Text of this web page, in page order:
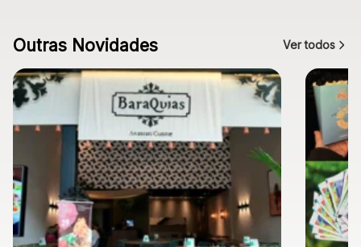
Outras Novidades Ver todos